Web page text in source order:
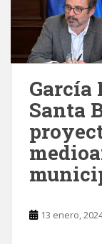
García
Santa
13 enero,